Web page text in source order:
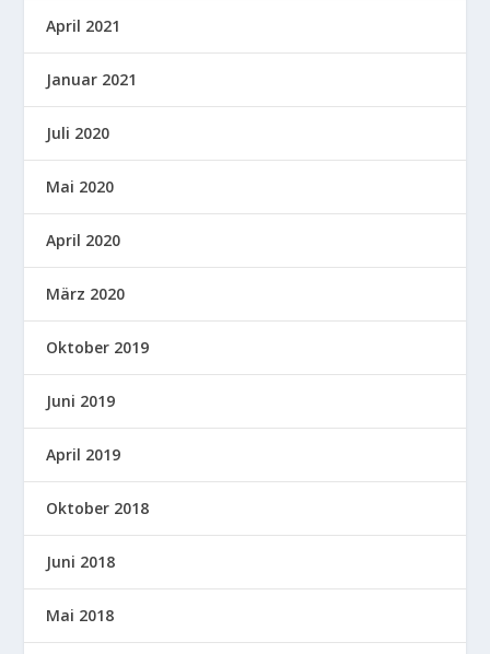
April 2021
Januar 2021
Juli 2020
Mai 2020
April 2020
März 2020
Oktober 2019
Juni 2019
April 2019
Oktober 2018
Juni 2018
Mai 2018